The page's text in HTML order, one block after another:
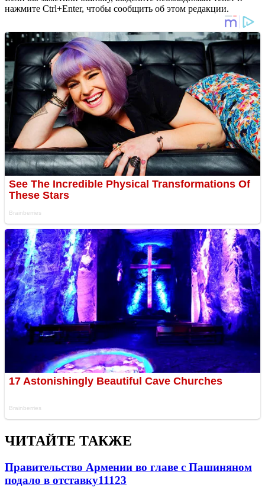
нажмите Ctrl+Enter, чтобы сообщить об этом редакции.
ЧИТАЙТЕ ТАКЖЕ
Правительство Армении во главе с Пашиняном
подало в отставку11123